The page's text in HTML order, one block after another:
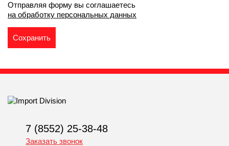
Отправляя форму вы соглашаетесь
на обработку персональных данных
7 (8552) 25-38-48
Заказать звонок